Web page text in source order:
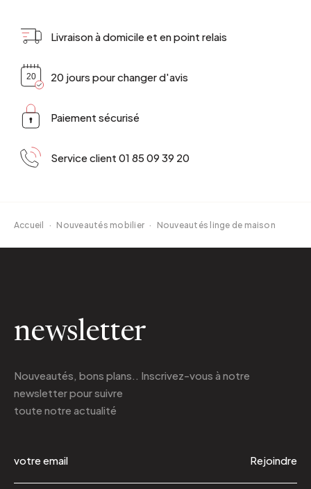
Livraison à domicile et en point relais
20 jours pour changer d'avis
Paiement sécurisé
Service client 01 85 09 39 20
Accueil · Nouveautés mobilier · Nouveautés linge de maison
newsletter
Nouveautés, bons plans.. Inscrivez-vous à notre
newsletterpour suivre
toute notre actualité
Rejoindre